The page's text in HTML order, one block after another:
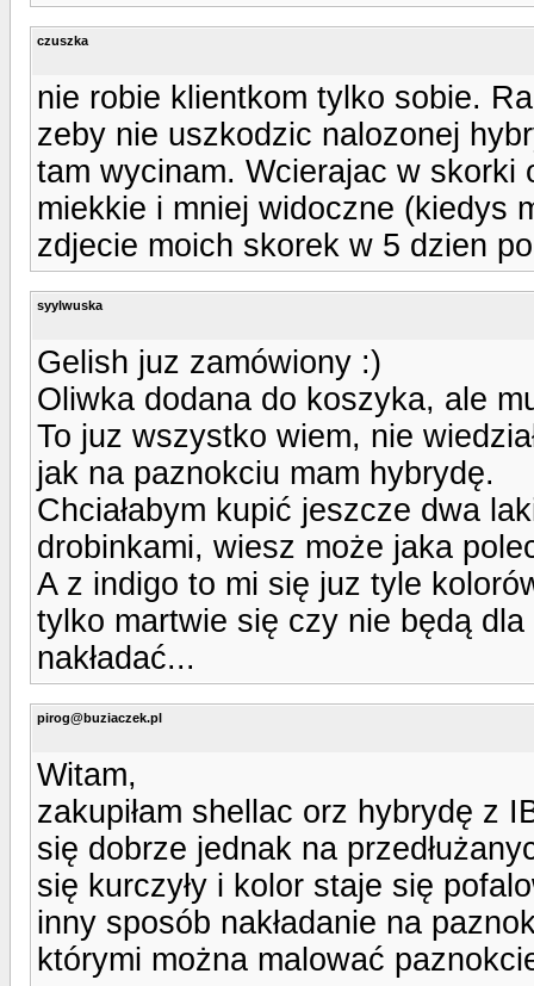
czuszka
nie robie klientkom tylko sobie.
zeby nie uszkodzic nalozonej
tam wycinam. Wcierajac w
miekkie i mniej widoczne (kiedys
zdjecie moich skorek w 5 dzien
syylwuska
Gelish juz zamówiony :)
Oliwka dodana do koszyka, ale
To juz wszystko wiem, nie
jak na paznokciu mam hybrydę.
Chciałabym kupić jeszcze dwa
drobinkami, wiesz może jaka
A z indigo to mi się juz tyle
tylko martwie się czy nie będą
nakładać...
pirog@buziaczek.pl
Witam,
zakupiłam shellac orz hybrydę z
się dobrze jednak na
się kurczyły i kolor staje się
inny sposób nakładanie na
którymi można malować